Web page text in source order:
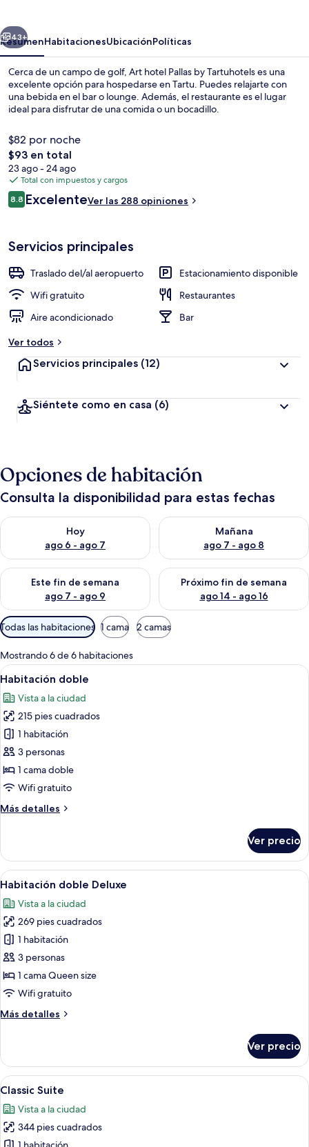
Tartuhotels
Siguiente
43+
ResumenHabitacionesUbicaciónPolíticas
Cerca de un campo de golf, Art hotel Pallas by Tartuhotels es una
excelente opción para hospedarse en Tartu. Puedes relajarte con
una bebida en el bar o lounge. Además, el restaurante es el lugar
ideal para disfrutar de una comida o un bocadillo.
$82 por noche
El
precio
total
es
de
$93 en total
23 ago - 24 ago
Total con impuestos y cargos
Opiniones
8.88.8 de 10,
ExcelenteVer las 288 opiniones
Servicios principales
Traslado del/al aeropuerto
Estacionamiento disponible
Wifi gratuito
Restaurantes
Aire acondicionado
Bar
Ver todos
Servicios principales (12)
Siéntete como en casa (6)
Opciones de habitación
Consulta la disponibilidad para estas fechas
Hoy
ago 6 - ago 7
Consulta la disponibilidad para hoy ago 6 - ago 7
Mañana
ago 7 - ago 8
Consulta la disponibilidad
Este fin de semana
ago 7 - ago 9
Consulta la disponibilidad para este fin de semana ago 7 -
Próximo fin de semana
ago 14 - ago 16
Consulta la disponibilidad
Filtros
disponibles
para
las
habitaciones
Todas las habitaciones 1 cama 2 camas
Mostrando 6 de 6 habitaciones
Abrir
todas
las
fotos
de
Habitación
doble
Una habitación de hotel moderna
7
Habitación doble
Vista a la ciudad
215 pies cuadrados
1 habitación
3 personas
1 cama doble
Wifi gratuito
Más detalles
Más
doble
Ver precio
Abrir
todas
las
fotos
de
Habitación
doble
Deluxe
Una habitación de hotel moderna
9
Habitación doble Deluxe
Vista a la ciudad
269 pies cuadrados
1 habitación
3 personas
1 cama Queen size
Wifi gratuito
Más detalles
Más
doble
Deluxe
Ver precio
Abrir
todas
las
fotos
Habitación de hotel moderna con
6
Classic Suite
Vista a la ciudad
344 pies cuadrados